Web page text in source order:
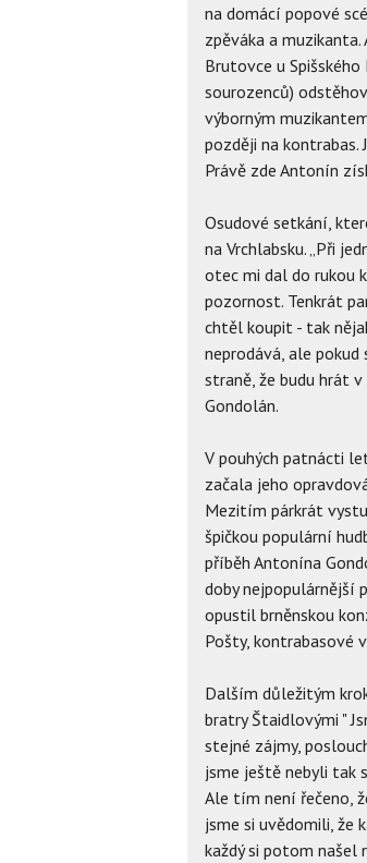
na domácí popové
zpěváka a
Brutovce u
sourozenců)
výborným
později na
Právě zde Antonín
Osudové setkání,
na Vrchlabsku. „Při
otec mi dal do rukou
pozornost. Tenkrát
chtěl koupit - tak
neprodává, ale
straně, že budu hrát
Gondolán.
V pouhých patnácti
začala jeho
Mezitím párkrát
špičkou populární
příběh Antonína
doby nejpopulárnější
opustil brněnskou
Pošty, kontrabasové
Dalším důležitým
bratry Štaidlovými "
stejné zájmy,
jsme ještě nebyli tak
Ale tím není řečeno,
jsme si uvědomili, že
každý si potom našel